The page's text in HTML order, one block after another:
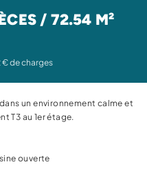
/ 72.54 M²
€ de charges
un environnement calme et
T3 au 1er étage.
ouverte